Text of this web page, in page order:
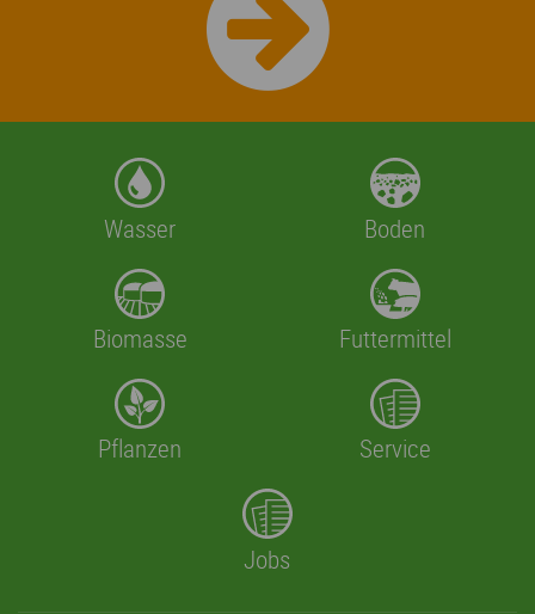
Wasser Boden
Biomasse Futtermittel
Pflanzen Service
Jobs